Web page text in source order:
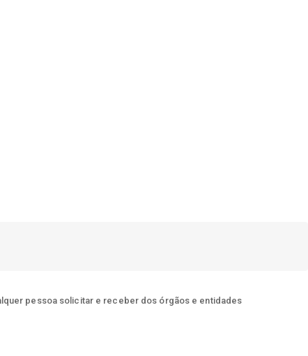
pessoa solicitar e receber dos órgãos e entidades